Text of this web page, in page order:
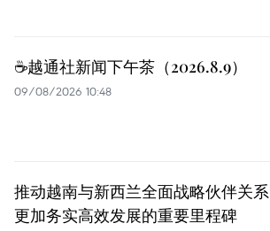
☕️越通社新闻下午茶（2026.8.9）
09/08/2026 10:48
推动越南与新西兰全面战略伙伴关系
更加务实高效发展的重要里程碑